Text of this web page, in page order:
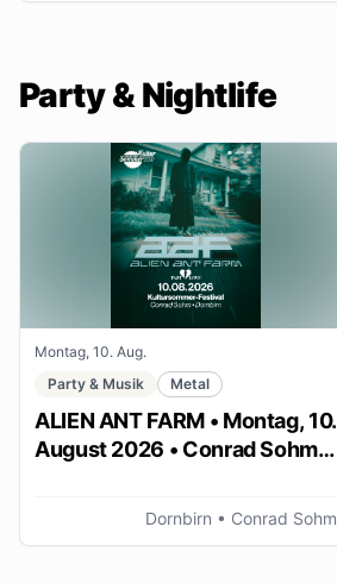
Party & Nightlife
Montag, 10. Aug.
Party & Musik
Metal
ALIEN ANT FARM • Montag, 10.
August 2026 • Conrad Sohm
Dornbirn • Conrad Sohm